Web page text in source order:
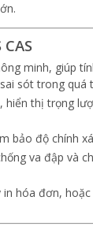
minh, giúp
sót trong quá
hiển thị trọng
bảo độ chính
va đập và
hóa đơn,